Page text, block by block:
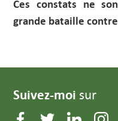
Ces constats ne
grande bataille
Suivez-moi sur